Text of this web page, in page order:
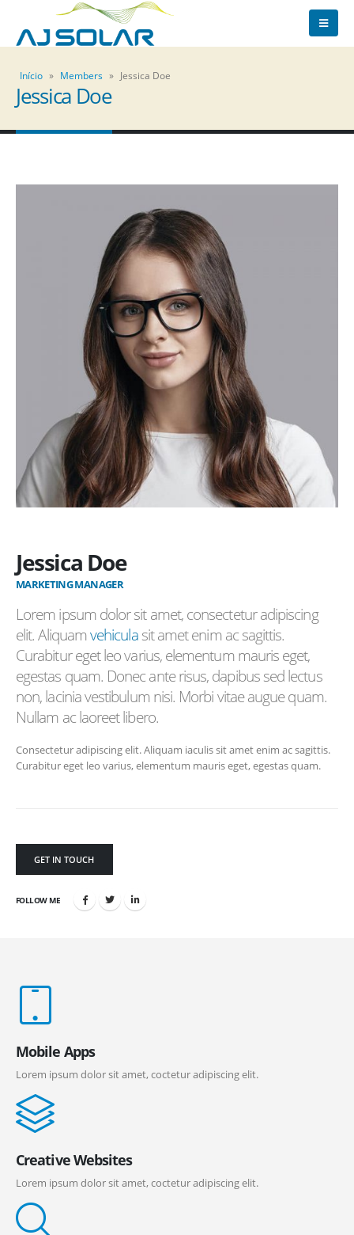
Início » Members » Jessica Doe
Jessica Doe
Jessica Doe
MARKETING MANAGER
Lorem ipsum dolor sit amet, consectetur adipiscing
elit. Aliquamvehiculasit amet enim ac sagittis.
Curabitur eget leo varius, elementum mauris eget,
egestas quam. Donec ante risus, dapibus sed lectus
non, lacinia vestibulum nisi. Morbi vitae augue quam.
Nullam ac laoreet libero.
Consectetur adipiscing elit. Aliquam iaculis sit amet enim ac sagittis.
Curabitur eget leo varius, elementum mauris eget, egestas quam.
GET IN TOUCH
FOLLOW ME
Mobile Apps
Lorem ipsum dolor sit amet, coctetur adipiscing elit.
Creative Websites
Lorem ipsum dolor sit amet, coctetur adipiscing elit.